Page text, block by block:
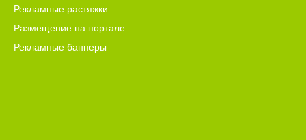
Рекламные растяжки
Размещение на портале
Рекламные баннеры